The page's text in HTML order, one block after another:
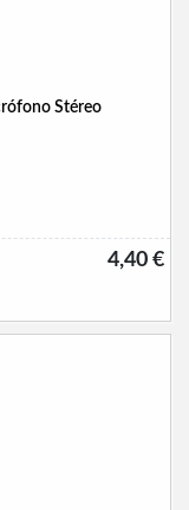
Stéreo
4,40 €